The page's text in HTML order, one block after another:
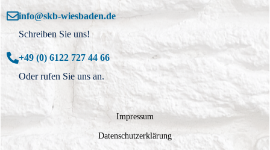
info@skb-wiesbaden.de
Schreiben Sie uns!
+49 (0) 6122 727 44 66
Oder rufen Sie uns an.
Impressum
Datenschutzerklärung